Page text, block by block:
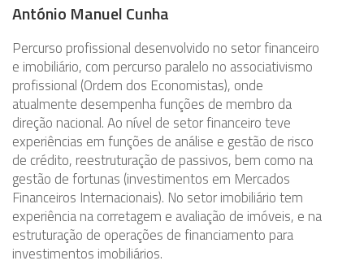
António Manuel Cunha
Percurso profissional desenvolvido no setor financeiro
e imobiliário, com percurso paralelo no associativismo
profissional (Ordem dos Economistas), onde
atualmente desempenha funções de membro da
direção nacional. Ao nível de setor financeiro teve
experiências em funções de análise e gestão de risco
de crédito, reestruturação de passivos, bem como na
gestão de fortunas (investimentos em Mercados
Financeiros Internacionais). No setor imobiliário tem
experiência na corretagem e avaliação de imóveis, e na
estruturação de operações de financiamento para
investimentos imobiliários.